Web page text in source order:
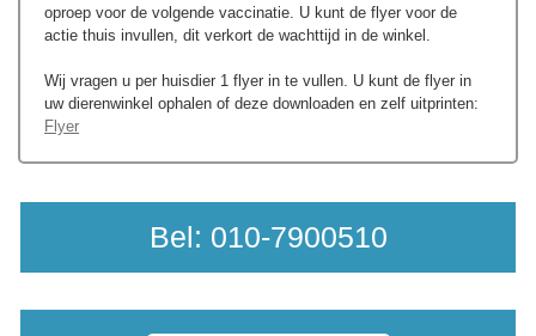
oproep voor de volgende vaccinatie. U kunt de flyer voor de
actie thuis invullen, dit verkort de wachttijd in de winkel.
Wij vragen u per huisdier 1 flyer in te vullen. U kunt de flyer in
uw dierenwinkel ophalen of deze downloaden en zelf uitprinten:
Flyer
Bel: 010-7900510